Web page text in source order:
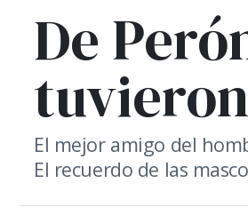
De
El mejor amigo del
El recuerdo de las